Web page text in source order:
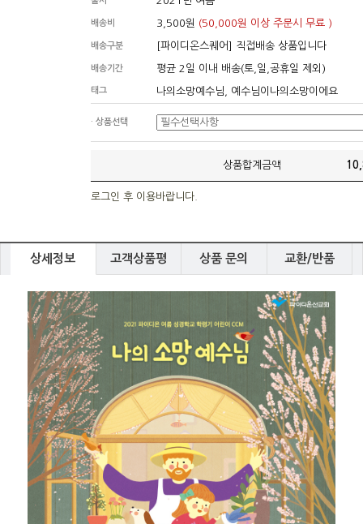
배송비 3,500원 (50,000원 이상 주문시 무료 )
배송구분 [파이디온스퀘어] 직접배송 상품입니다
배송기간 평균 2일 이내 배송(토,일,공휴일 제외)
태그 나의소망예수님, 예수님이나의소망이에요
· 상품선택
상품합계금액
로그인 후 이용바랍니다.
상세정보 고객상품평 상품 문의 교환/반품